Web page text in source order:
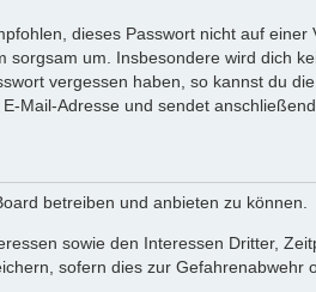
dieses Passwort nicht auf einer
um. Insbesondere wird dich
vergessen haben, so kannst du
Mail-Adresse und sendet
betreiben und anbieten zu können.
sowie den Interessen Dritter,
sofern dies zur Gefahrenabwehr